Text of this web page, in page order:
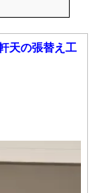
天の張替え工